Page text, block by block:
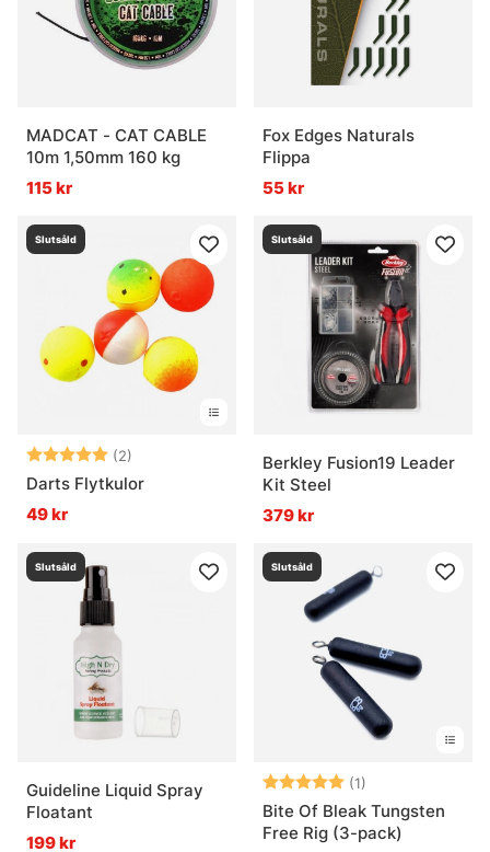
MADCAT - CAT CABLE
10m 1,50mm 160 kg
115 kr
Fox Edges Naturals
Flippa
55 kr
Slutsåld
Betyg: (2)
5.0 utav 5 stjärnor
Darts Flytkulor
49 kr
Slutsåld
Berkley Fusion19 Leader
Kit Steel
379 kr
Slutsåld
Guideline Liquid Spray
Floatant
199 kr
Slutsåld
Betyg: (1)
Bite Of Bleak Tungsten
Free Rig (3-pack)